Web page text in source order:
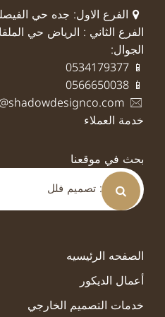
الفرع الاول: جده حي
الفرع الثاني : الرياض حي الملقا
الجوال:
📱 0534179377
📱 0566650038
خدمة العملاء
بحث في موقعنا
الصفحه الرئيسيه
أعمال الديكور
خدمات التصميم الخارجي